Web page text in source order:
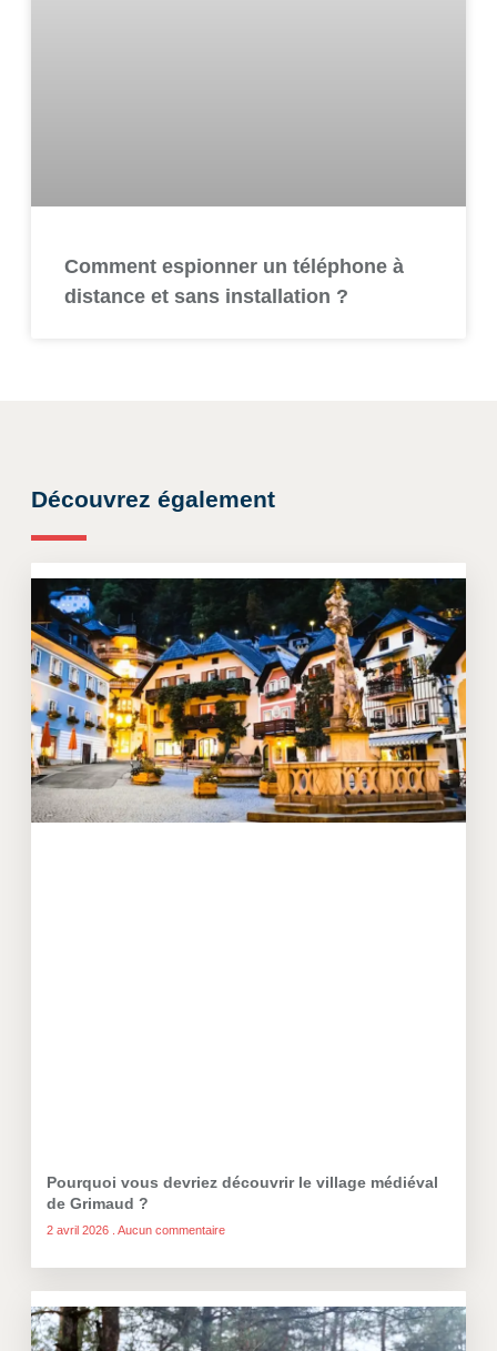
Comment espionner un téléphone à
distance et sans installation ?
Découvrez également
Pourquoi vous devriez découvrir le village médiéval
de Grimaud ?
2 avril 2026 Aucun commentaire